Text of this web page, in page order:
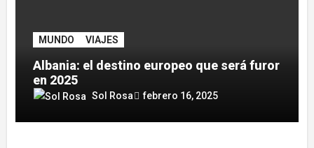
MUNDO VIAJES
Albania: el destino europeo que será furor
en 2025
Sol Rosa febrero 16, 2025